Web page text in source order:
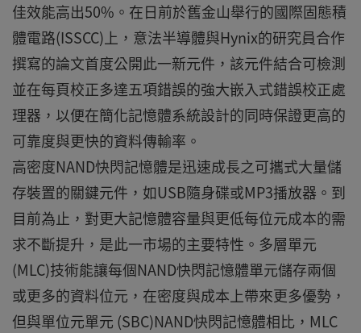
佳效能高出50%。在日前於舊金山舉行的國際固態積
體電路(ISSCC)上，意法半導體與Hynix的研究員合作
撰寫的論文首度公開此一新元件，該元件結合可檢測
並在每頁校正多達五項錯誤的強大嵌入式錯誤校正處
理器，以便在簡化記憶體系統設計的同時保證更高的
可靠度與更快的資料傳輸率。
高密度NAND快閃記憶體是迅速成長之可攜式大量儲
存裝置的關鍵元件，如USB隨身碟或MP3播放器。到
目前為止，對更大記憶體容量與更低每位元成本的需
求不斷提升，是此一市場的主要特性。多層單元
(MLC)技術能讓每個NAND快閃記憶體單元儲存兩個
或更多的資料位元，在密度與成本上帶來更多優勢，
但與單位元單元 (SBC)NAND快閃記憶體相比，MLC